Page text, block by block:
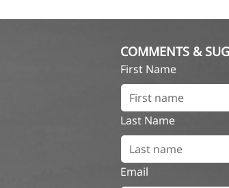
COMMENTS &
First Name
Last Name
Email